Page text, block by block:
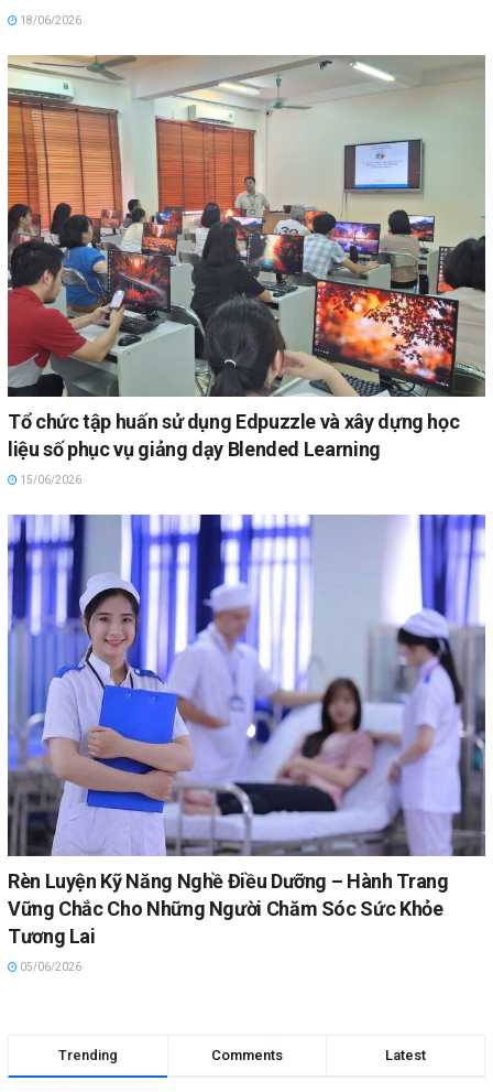
18/06/2026
Tổ chức tập huấn sử dụng Edpuzzle và xây dựng học
liệu số phục vụ giảng dạy Blended Learning
15/06/2026
Rèn Luyện Kỹ Năng Nghề Điều Dưỡng – Hành Trang
Vững Chắc Cho Những Người Chăm Sóc Sức Khỏe
Tương Lai
05/06/2026
Trending Comments Latest